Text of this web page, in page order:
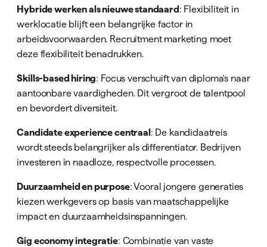
Hybride werken als nieuwe standaard: Flexibiliteit in
werklocatie blijft een belangrijke factor in
arbeidsvoorwaarden. Recruitment marketing moet
deze flexibiliteit benadrukken.
Skills-based hiring: Focus verschuift van diploma's naar
aantoonbare vaardigheden. Dit vergroot de talentpool
en bevordert diversiteit.
Candidate experience centraal: De kandidaatreis
wordt steeds belangrijker als differentiator. Bedrijven
investeren in naadloze, respectvolle processen.
Duurzaamheid en purpose: Vooral jongere generaties
kiezen werkgevers op basis van maatschappelijke
impact en duurzaamheidsinspanningen.
Gig economy integratie: Combinatie van vaste